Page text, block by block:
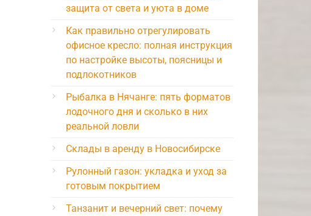
защита от света и уюта в доме
Как правильно отрегулировать
офисное кресло: полная инструкция
по настройке высоты, поясницы и
подлокотников
Рыбалка в Нячанге: пять форматов
лодочного дня и сколько в них
реальной ловли
Склады в аренду в Новосибирске
Рулонный газон: укладка и уход за
готовым покрытием
Танзанит и вечерний свет: почему